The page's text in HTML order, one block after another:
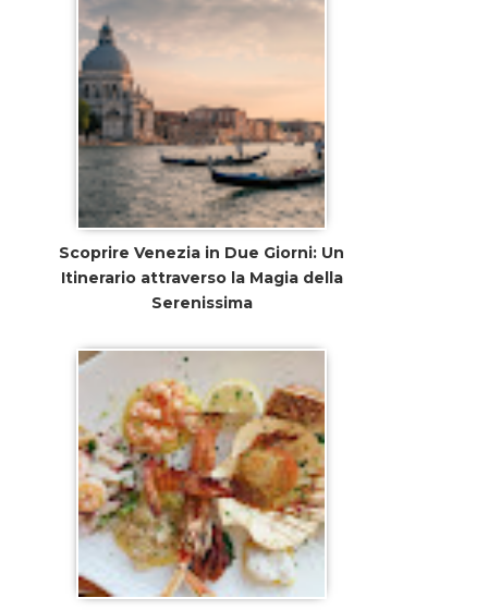
Scoprire Venezia in Due Giorni: Un
Itinerario attraverso la Magia della
Serenissima